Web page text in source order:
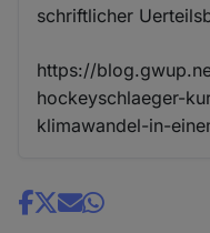
schriftlicher
https://
hockeyschlaeger-
klimawandel-in-
Share